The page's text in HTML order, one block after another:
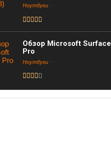
Ноутбуки
Обзор Microsoft Surface
Pro
Ноутбуки